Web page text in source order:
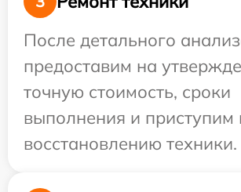
После детального
предоставим на
точную стоимость, сроки
выполнения и приступим
восстановлению техники.